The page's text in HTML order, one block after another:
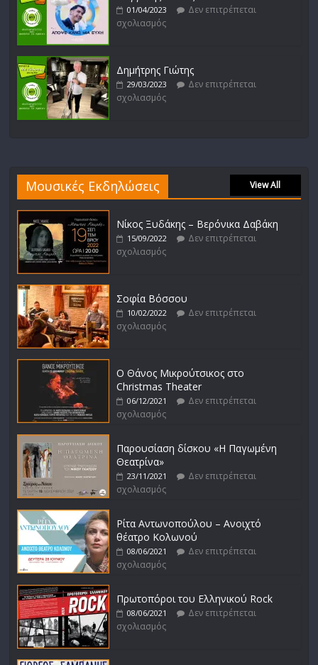
01/04/2023
Δεν επιτρέπεται
σχολιασμός
Δημήτρης Γιώτης
29/03/2023
Δεν επιτρέπεται
σχολιασμός
Μουσικές Εκδηλώσεις View All
Νίκος Ξυδάκης – Βερόνικα Δαβάκη
15/09/2022
Δεν επιτρέπεται
σχολιασμός
Σοφία Βόσσου
10/02/2022
Δεν επιτρέπεται
σχολιασμός
Ο Θάνος Μικρούτσικος στο
Christmas Theater
06/12/2021
Δεν επιτρέπεται
σχολιασμός
Παρουσίαση δίσκου «Η Παγωμένη
Θεατρίνα»
23/11/2021
Δεν επιτρέπεται
σχολιασμός
Ρίτα Αντωνοπούλου – Ανοιχτό
θέατρο Κολωνού
08/06/2021
Δεν επιτρέπεται
σχολιασμός
Πρωτοπόροι του Ελληνικού Rock
08/06/2021
Δεν επιτρέπεται
σχολιασμός